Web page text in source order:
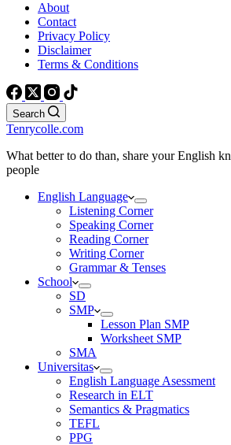
About
Contact
Privacy Policy
Disclaimer
Terms & Conditions
Search
Tenrycolle.com
What better to do than, share your English
people
English Language
Listening Corner
Speaking Corner
Reading Corner
Writing Corner
Grammar & Tenses
School
SD
SMP
Lesson Plan SMP
Worksheet SMP
SMA
Universitas
English Language Asessment
Research in ELT
Semantics & Pragmatics
TEFL
PPG